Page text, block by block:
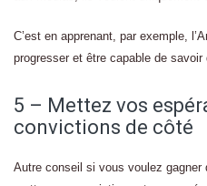
C’est en apprenant, par exemple,
progresser et être capable de
5 – Mettez vos
convictions de côté
Autre conseil si vous voulez gagner